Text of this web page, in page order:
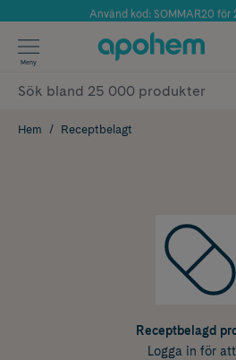
Årets Butik 2025 inom
Använd kod: SOMMAR20 för
✓ Fri frakt
✓ Poäng på alla
Meny
Hem Receptbelagt
Receptbelagd
Logga in för